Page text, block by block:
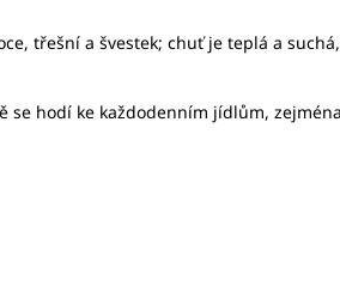
třešní a švestek; chuť je teplá a
se hodí ke každodenním jídlům,